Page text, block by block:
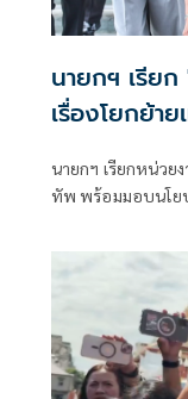
นายกฯ เรีย
เรื่องโยกย้
นายกฯ เรียกหน่วย
ทัพ พร้อมมอบนโย
ตัวบงการแน่